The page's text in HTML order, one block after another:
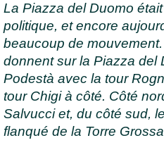
La Piazza del Duomo
politique, et encore
beaucoup de
donnent sur la Piazza del
Podestà avec la tour
tour Chigi à côté. Côté
Salvucci et, du côté sud,
flanqué de la Torre